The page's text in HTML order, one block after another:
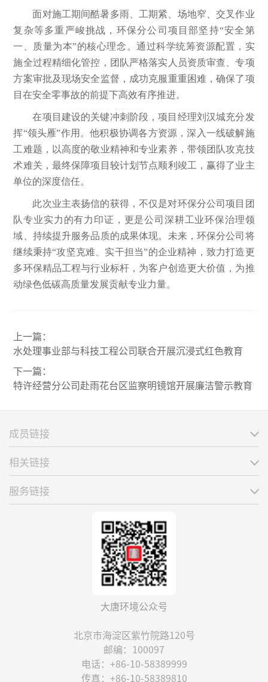
面对施工期间酷暑多雨、工期紧、场地窄、交叉作业
复杂等多重严峻挑战，环保分公司项目部坚持“安全第
一、质量为本”的核心理念。通过科学统筹资源配置，实
施全过程精细化管控，团队严格落实人员资质审查、专项
方案审批及现场安全监督，成功克服重重困难，确保了项
目在安全零事故的前提下高效有序推进。
在项目建设的关键冲刺阶段，项目经理刘汉城充分发
挥“领头雁”作用。他积极协调各方资源，深入一线破解施
工难题，以高度的敬业精神和专业素养，带领团队攻克技
术难关，最终保障项目较计划节点顺利竣工，赢得了业主
单位的深度信任。
此次业主表扬信的获得，不仅是对环保分公司项目团
队专业实力的有力印证，更是公司深耕工业环保治理领
域、持续提升服务品质的成果体现。未来，环保分公司将
继续秉持“攻坚克难、实干担当”的企业精神，致力打造更
多环保精品工程与行业标杆，为客户创造更大价值，为推
动绿色低碳高质量发展贡献专业力量。
上一篇：
水处理事业部与科技工程公司联合开展沉浸式红色教育
下一篇：
特许经营分公司赴雨花台区监察明镜馆开展廉洁警示教育
大唐环境公众号
北京市海淀区紫竹院路120号
邮编：100097
电话：+86-10-58389999
传真：+86-10-58389810
成员链接
相关链接
服务链接